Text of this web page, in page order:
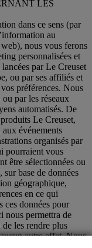
LES
dans ce sens (par
au
nous vous ferons
personnalisées et
par Le Creuset
ou par ses affiliés et
préférences. Nous
par les réseaux
automatisés. De
Le Creuset,
événements
organisés par
pourraient vous
être sélectionnées ou
base de données
géographique,
en ce qui
ces données pour
nous permettra de
les rendre plus
autre effet. Nous